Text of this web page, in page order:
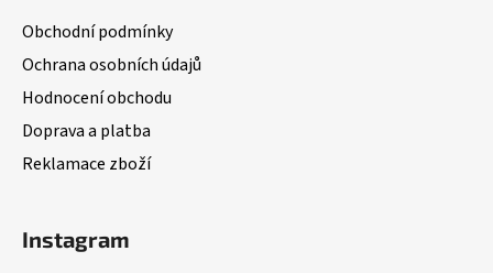
Obchodní podmínky
Ochrana osobních údajů
Hodnocení obchodu
Doprava a platba
Reklamace zboží
Instagram